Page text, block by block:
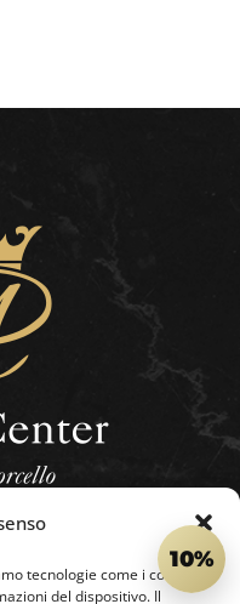
tecnologie come i cookie
del dispositivo. Il
10%
CONTATTI